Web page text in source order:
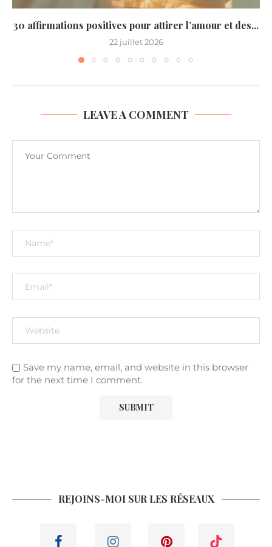
30 affirmations positives pour attirer l’amour et des...
22 juillet 2026
LEAVE A COMMENT
Save my name, email, and website in this browser
for the next time I comment.
REJOINS-MOI SUR LES RÉSEAUX